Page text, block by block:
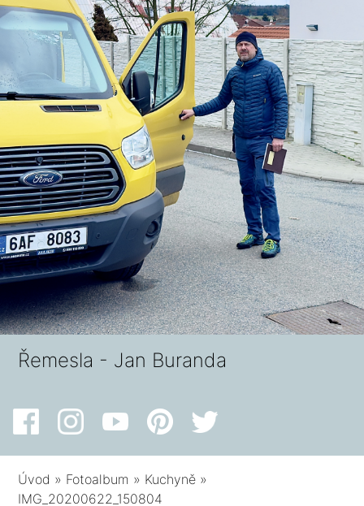
Řemesla - Jan Buranda
Úvod » Fotoalbum » Kuchyně »
IMG_20200622_150804